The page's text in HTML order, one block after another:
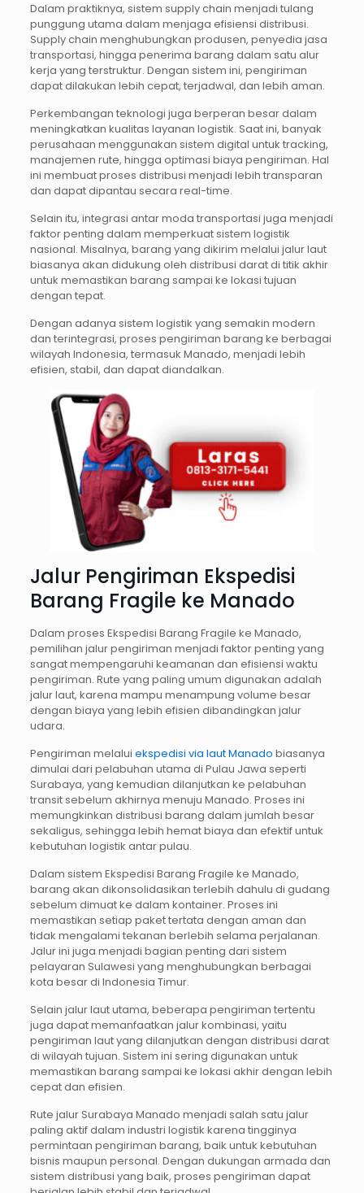
Dalam praktiknya, sistem supply chain menjadi tulang
punggung utama dalam menjaga efisiensi distribusi.
Supply chain menghubungkan produsen, penyedia jasa
transportasi, hingga penerima barang dalam satu alur
kerja yang terstruktur. Dengan sistem ini, pengiriman
dapat dilakukan lebih cepat, terjadwal, dan lebih aman.
Perkembangan teknologi juga berperan besar dalam
meningkatkan kualitas layanan logistik. Saat ini, banyak
perusahaan menggunakan sistem digital untuk tracking,
manajemen rute, hingga optimasi biaya pengiriman. Hal
ini membuat proses distribusi menjadi lebih transparan
dan dapat dipantau secara real-time.
Selain itu, integrasi antar moda transportasi juga menjadi
faktor penting dalam memperkuat sistem logistik
nasional. Misalnya, barang yang dikirim melalui jalur laut
biasanya akan didukung oleh distribusi darat di titik akhir
untuk memastikan barang sampai ke lokasi tujuan
dengan tepat.
Dengan adanya sistem logistik yang semakin modern
dan terintegrasi, proses pengiriman barang ke berbagai
wilayah Indonesia, termasuk Manado, menjadi lebih
efisien, stabil, dan dapat diandalkan.
Jalur Pengiriman Ekspedisi
Barang Fragile ke Manado
Dalam proses Ekspedisi Barang Fragile ke Manado,
pemilihan jalur pengiriman menjadi faktor penting yang
sangat mempengaruhi keamanan dan efisiensi waktu
pengiriman. Rute yang paling umum digunakan adalah
jalur laut, karena mampu menampung volume besar
dengan biaya yang lebih efisien dibandingkan jalur
udara.
Pengiriman melalui ekspedisi via laut Manado biasanya
dimulai dari pelabuhan utama di Pulau Jawa seperti
Surabaya, yang kemudian dilanjutkan ke pelabuhan
transit sebelum akhirnya menuju Manado. Proses ini
memungkinkan distribusi barang dalam jumlah besar
sekaligus, sehingga lebih hemat biaya dan efektif untuk
kebutuhan logistik antar pulau.
Dalam sistem Ekspedisi Barang Fragile ke Manado,
barang akan dikonsolidasikan terlebih dahulu di gudang
sebelum dimuat ke dalam kontainer. Proses ini
memastikan setiap paket tertata dengan aman dan
tidak mengalami tekanan berlebih selama perjalanan.
Jalur ini juga menjadi bagian penting dari sistem
pelayaran Sulawesi yang menghubungkan berbagai
kota besar di Indonesia Timur.
Selain jalur laut utama, beberapa pengiriman tertentu
juga dapat memanfaatkan jalur kombinasi, yaitu
pengiriman laut yang dilanjutkan dengan distribusi darat
di wilayah tujuan. Sistem ini sering digunakan untuk
memastikan barang sampai ke lokasi akhir dengan lebih
cepat dan efisien.
Rute jalur Surabaya Manado menjadi salah satu jalur
paling aktif dalam industri logistik karena tingginya
permintaan pengiriman barang, baik untuk kebutuhan
bisnis maupun personal. Dengan dukungan armada dan
sistem distribusi yang baik, proses pengiriman dapat